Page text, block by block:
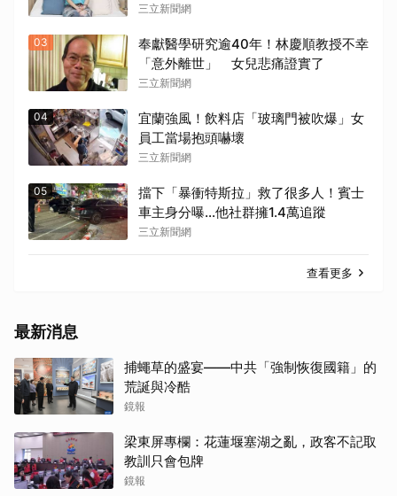
三立新聞網
03
奉獻醫學研究逾40年！林慶順教授不幸
「意外離世」 女兒悲痛證實了
三立新聞網
04
宜蘭強風！飲料店「玻璃門被吹爆」女
員工當場抱頭嚇壞
三立新聞網
05
擋下「暴衝特斯拉」救了很多人！賓士
車主身分曝…他社群擁1.4萬追蹤
三立新聞網
查看更多
最新消息
捕蠅草的盛宴——中共「強制恢復國籍」的
荒誕與冷酷
鏡報
梁東屏專欄：花蓮堰塞湖之亂，政客不記取
教訓只會包牌
鏡報